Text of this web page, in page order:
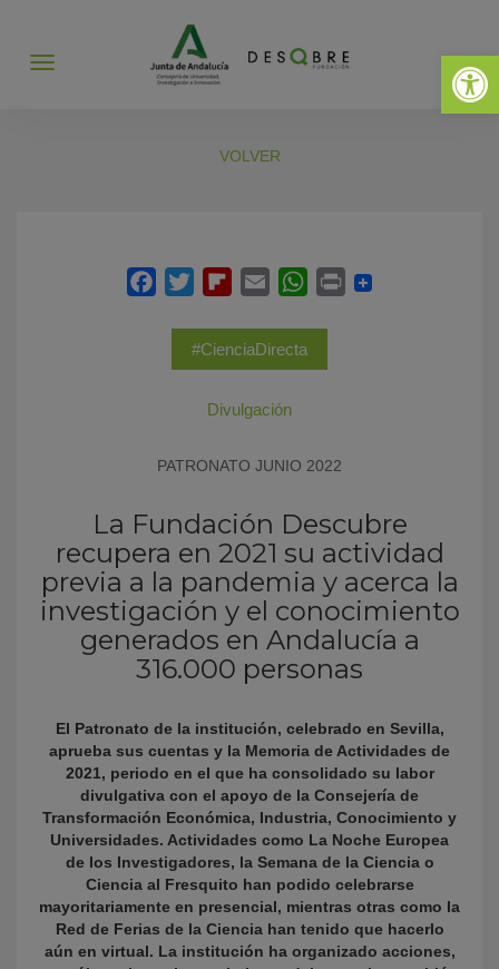
Abrir
Abrir
VOLVER
#CienciaDirecta
Divulgación
PATRONATO JUNIO 2022
La Fundación Descubre
recupera en 2021 su actividad
previa a la pandemia y acerca la
investigación y el conocimiento
generados en Andalucía a
316.000 personas
El Patronato de la institución, celebrado en Sevilla,
aprueba sus cuentas y la Memoria de Actividades de
2021, periodo en el que ha consolidado su labor
divulgativa con el apoyo de la Consejería de
Transformación Económica, Industria, Conocimiento y
Universidades. Actividades como La Noche Europea
de los Investigadores, la Semana de la Ciencia o
Ciencia al Fresquito han podido celebrarse
mayoritariamente en presencial, mientras otras como la
Red de Ferias de la Ciencia han tenido que hacerlo
aún en virtual. La institución ha organizado acciones,